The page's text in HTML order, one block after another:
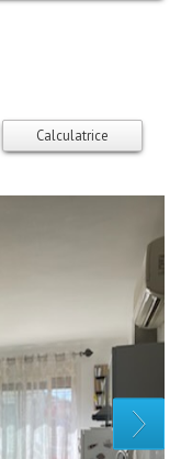
Calculatrice